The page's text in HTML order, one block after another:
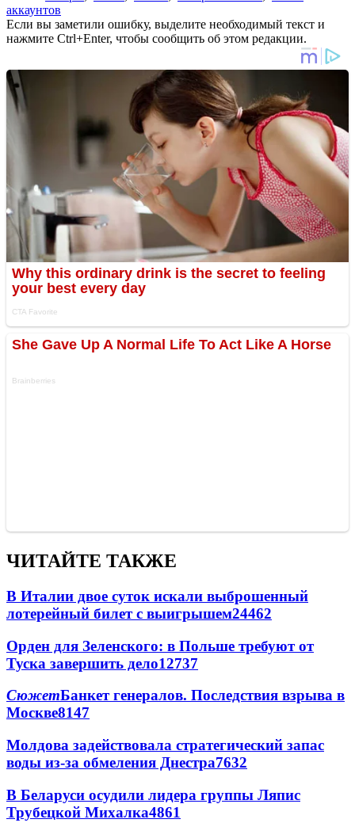
аккаунтов
Если вы заметили ошибку, выделите необходимый текст и
нажмите Ctrl+Enter, чтобы сообщить об этом редакции.
ЧИТАЙТЕ ТАКЖЕ
В Италии двое суток искали выброшенный
лотерейный билет с выигрышем24462
Орден для Зеленского: в Польше требуют от
Туска завершить дело12737
СюжетБанкет генералов. Последствия взрыва в
Москве8147
Молдова задействовала стратегический запас
воды из-за обмеления Днестра7632
В Беларуси осудили лидера группы Ляпис
Трубецкой Михалка4861